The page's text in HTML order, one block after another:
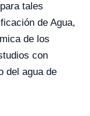
tales
de Agua,
de los
con
del agua de